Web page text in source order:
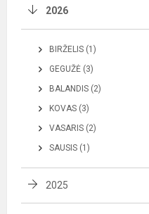
2026
BIRŽELIS (1)
GEGUŽĖ (3)
BALANDIS (2)
KOVAS (3)
VASARIS (2)
SAUSIS (1)
2025